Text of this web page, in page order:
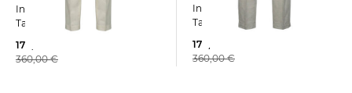
Incotex | Herren Chinohose
Tapered Fit
179,99 €
360,00 €
Incotex | Herren Chinohose
Tapered Fit
179,99 €
360,00 €